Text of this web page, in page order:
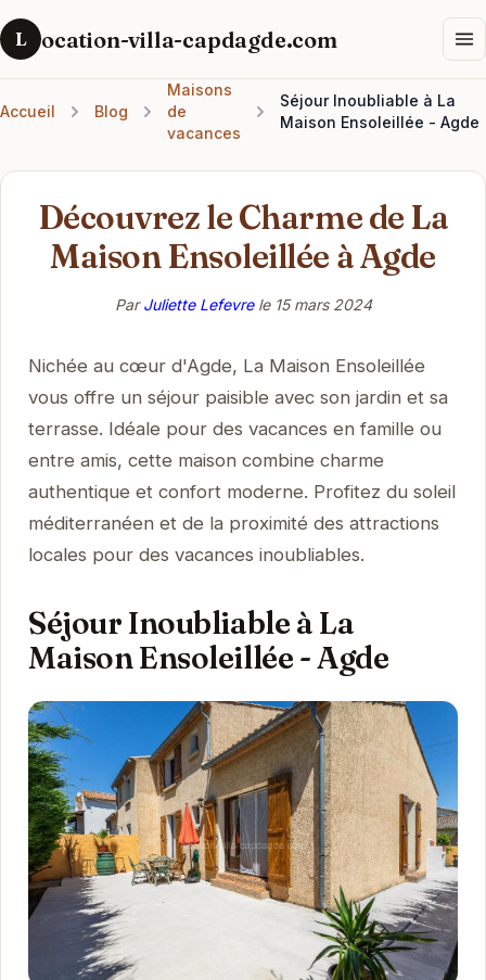
L ocation-villa-capdagde.com
Accueil Blog
Maisons
de
vacances
Séjour Inoubliable à La
Maison Ensoleillée - Agde
Découvrez le Charme de La
Maison Ensoleillée à Agde
ParJuliette Lefevrele 15 mars 2024
Nichée au cœur d'Agde, La Maison Ensoleillée
vous offre un séjour paisible avec son jardin et sa
terrasse. Idéale pour des vacances en famille ou
entre amis, cette maison combine charme
authentique et confort moderne. Profitez du soleil
méditerranéen et de la proximité des attractions
locales pour des vacances inoubliables.
Séjour Inoubliable à La
Maison Ensoleillée - Agde